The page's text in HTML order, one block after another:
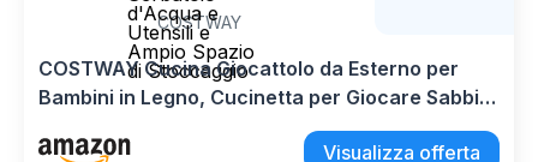
d'Acqua e
Utensili e
Ampio Spazio
di Stoccaggio
COSTWAY
COSTWAY Cucina Giocattolo da Esterno per
Bambini in Legno, Cucinetta per Giocare Sabbia,
Gioco Montessori con Lavagne, Lavandini,
Serbatoio d'Acqua e Utensili e Ampio Spazio di
Visualizza offerta